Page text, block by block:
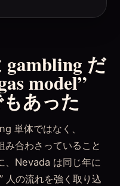
gambling だ
model”
あった
単体ではなく、
合わさっていること
、Nevada は同じ年に
人の流れを強く取り込